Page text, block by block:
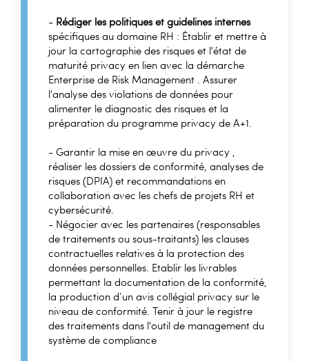
- Rédiger les politiques et guidelines internes
spécifiques au domaine RH : Établir et mettre à
jour la cartographie des risques et l'état de
maturité privacy en lien avec la démarche
Enterprise de Risk Management . Assurer
l'analyse des violations de données pour
alimenter le diagnostic des risques et la
préparation du programme privacy de A+1.
- Garantir la mise en œuvre du privacy ,
réaliser les dossiers de conformité, analyses de
risques (DPIA) et recommandations en
collaboration avec les chefs de projets RH et
cybersécurité.
- Négocier avec les partenaires (responsables
de traitements ou sous-traitants) les clauses
contractuelles relatives à la protection des
données personnelles. Etablir les livrables
permettant la documentation de la conformité,
la production d’un avis collégial privacy sur le
niveau de conformité. Tenir à jour le registre
des traitements dans l'outil de management du
système de compliance